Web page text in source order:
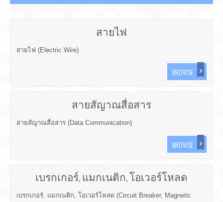
สายไฟ
สายไฟ (Electric Wire)
BROWSE
สายสัญาณสื่อสาร
สายสัญาณสื่อสาร (Data Communication)
BROWSE
เบรกเกอร์, แมกเนติก, โอเวอร์โหลด
เบรกเกอร์, แมกเนติก, โอเวอร์โหลด (Circuit Breaker, Magnetic